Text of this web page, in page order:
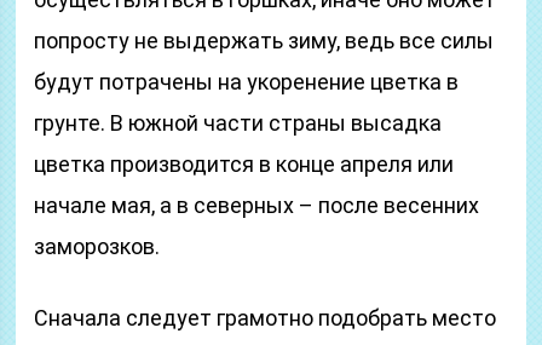
попросту не выдержать зиму, ведь все силы
будут потрачены на укоренение цветка в
грунте. В южной части страны высадка
цветка производится в конце апреля или
начале мая, а в северных – после весенних
заморозков.
Сначала следует грамотно подобрать место